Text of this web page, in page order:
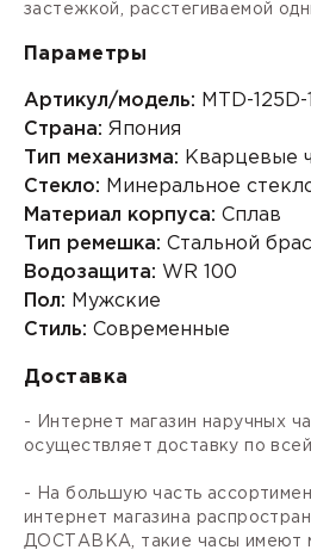
застежкой, расстегиваемой
Параметры
Артикул/модель: MTD-125D-
Страна: Япония
Тип механизма: Кварцевые
Стекло: Минеральное
Материал корпуса: Сплав
Тип ремешка: Стальной
Водозащита: WR 100
Пол: Мужские
Стиль: Современные
Доставка
- Интернет магазин наручных
осуществляет доставку по
- На большую часть
интернет магазина
ДОСТАВКА, такие часы имеют